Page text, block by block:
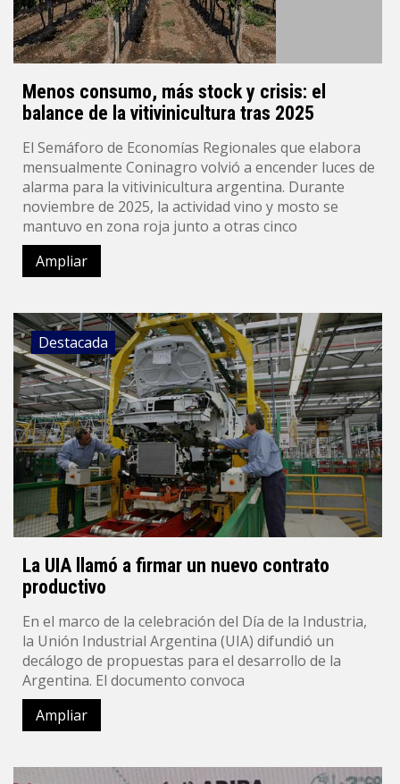
Menos consumo, más stock y crisis: el
balance de la vitivinicultura tras 2025
El Semáforo de Economías Regionales que elabora
mensualmente Coninagro volvió a encender luces de
alarma para la vitivinicultura argentina. Durante
noviembre de 2025, la actividad vino y mosto se
mantuvo en zona roja junto a otras cinco
Ampliar
Destacada
La UIA llamó a firmar un nuevo contrato
productivo
En el marco de la celebración del Día de la Industria,
la Unión Industrial Argentina (UIA) difundió un
decálogo de propuestas para el desarrollo de la
Argentina. El documento convoca
Ampliar